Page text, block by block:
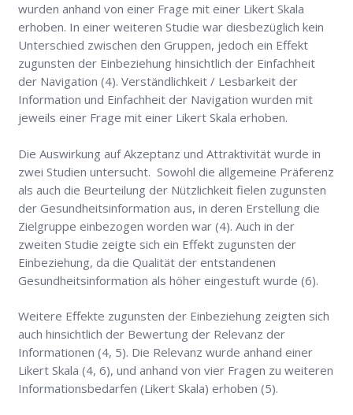
wurden anhand von einer Frage mit einer Likert Skala
erhoben. In einer weiteren Studie war diesbezüglich kein
Unterschied zwischen den Gruppen, jedoch ein Effekt
zugunsten der Einbeziehung hinsichtlich der Einfachheit
der Navigation (4). Verständlichkeit / Lesbarkeit der
Information und Einfachheit der Navigation wurden mit
jeweils einer Frage mit einer Likert Skala erhoben.
Die Auswirkung auf Akzeptanz und Attraktivität wurde in
zwei Studien untersucht. Sowohl die allgemeine Präferenz
als auch die Beurteilung der Nützlichkeit fielen zugunsten
der Gesundheitsinformation aus, in deren Erstellung die
Zielgruppe einbezogen worden war (4). Auch in der
zweiten Studie zeigte sich ein Effekt zugunsten der
Einbeziehung, da die Qualität der entstandenen
Gesundheitsinformation als höher eingestuft wurde (6).
Weitere Effekte zugunsten der Einbeziehung zeigten sich
auch hinsichtlich der Bewertung der Relevanz der
Informationen (4, 5). Die Relevanz wurde anhand einer
Likert Skala (4, 6), und anhand von vier Fragen zu weiteren
Informationsbedarfen (Likert Skala) erhoben (5).